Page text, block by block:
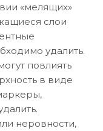
«мелящих»
слои
удалить.
повлиять
в виде
неровности,